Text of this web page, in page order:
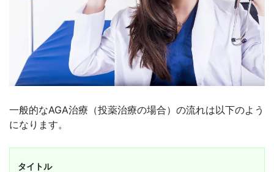
一般的なAGA治療（投薬治療の場合）の流れは以下のよう
になります。
タイトル